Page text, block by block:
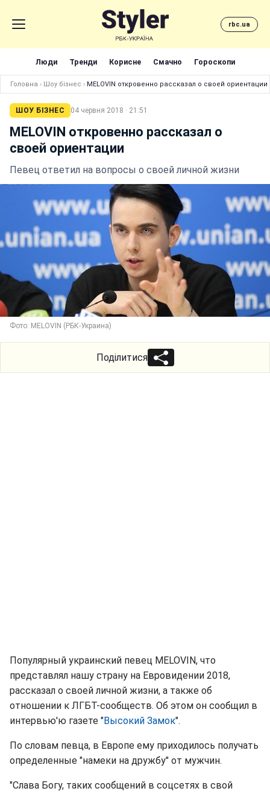
rbc.ua
Люди Тренди Корисне Смачно Гороскопи
Головна › Шоу бізнес › MELOVIN откровенно рассказал о своей ориентации
ШОУ БІЗНЕС 04 червня 2018 · 21:51
MELOVIN откровенно рассказал о
своей ориентации
Певец ответил на вопросы о своей личной жизни
Фото: MELOVIN (РБК-Украина)
Поділитися
Популярный украинский певец MELOVIN, что
представлял нашу страну на Евровидении 2018,
рассказал о своей личной жизни, а также об
отношении к ЛГБТ-сообществ. Об этом он сообщил в
интервью'ю газете "Высокий Замок".
По словам певца, в Европе ему приходилось получать
определенные "намеки на дружбу" от мужчин.
"Слава Богу, таких сообщений в соцсетях в свой